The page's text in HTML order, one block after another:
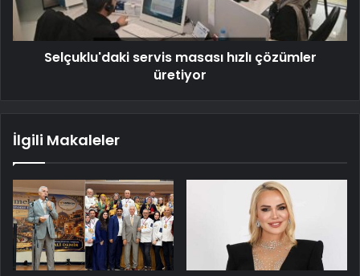
Selçuklu'daki servis masası hızlı çözümler
üretiyor
İlgili Makaleler